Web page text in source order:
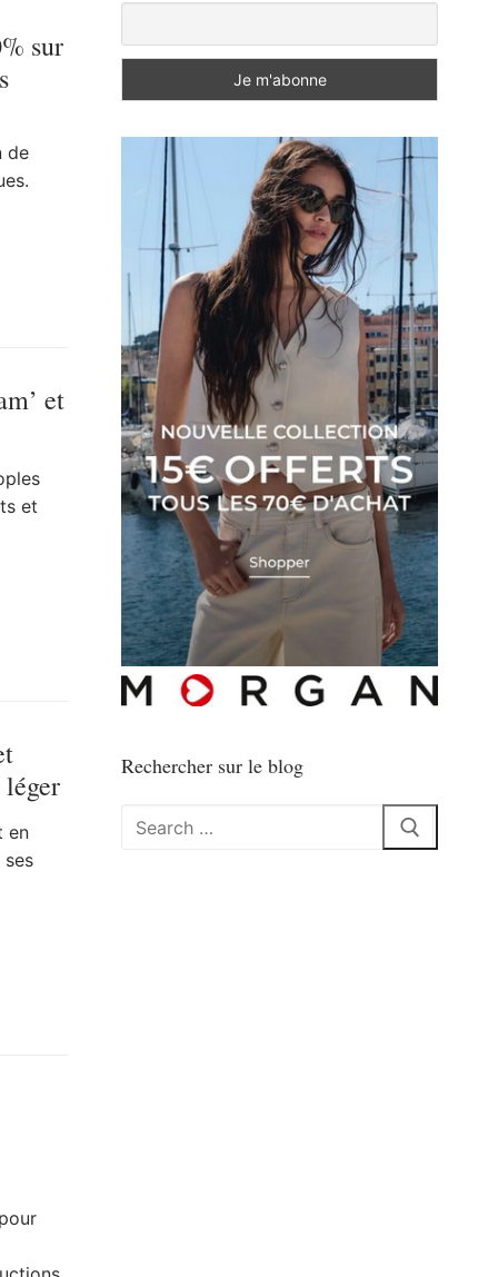
sur
de
et
et
en
Rechercher sur le blog
Rechercher